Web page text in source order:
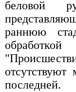
беловой
раннюю
последней.